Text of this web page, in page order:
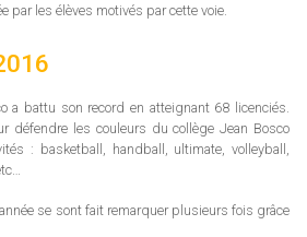
par les élèves motivés par cette voie.
a battu son record en atteignant 68 licenciés.
défendre les couleurs du collège Jean Bosco
: basketball, handball, ultimate, volleyball,
se sont fait remarquer plusieurs fois grâce